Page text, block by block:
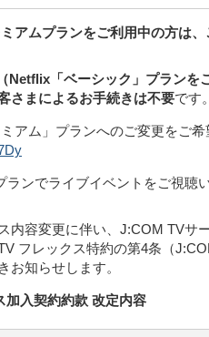
アムプランをご利用中の方は、
Netflix「ベーシック」プランを
さまによるお手続きは不要です。
ミアム」プランへのご変更をご
ンでライブイベントをご視聴
内容変更に伴い、J:COM TV
フレックス特約の第4条（
お知らせします。
加入契約約款 改定内容